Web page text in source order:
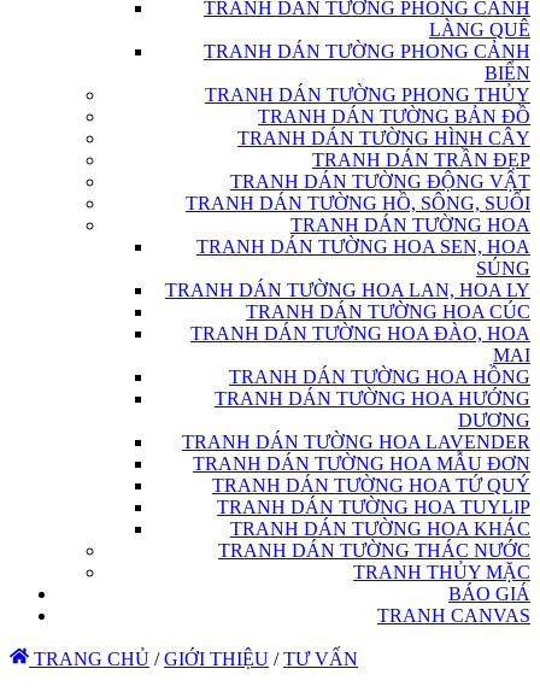
TRANH DÁN TƯỜNG PHONG CẢNH
LÀNG QUÊ
TRANH DÁN TƯỜNG PHONG CẢNH
BIỂN
TRANH DÁN TƯỜNG PHONG THỦY
TRANH DÁN TƯỜNG BẢN ĐỒ
TRANH DÁN TƯỜNG HÌNH CÂY
TRANH DÁN TRẦN ĐẸP
TRANH DÁN TƯỜNG ĐỘNG VẬT
TRANH DÁN TƯỜNG HỒ, SÔNG, SUỐI
TRANH DÁN TƯỜNG HOA
TRANH DÁN TƯỜNG HOA SEN, HOA
SÚNG
TRANH DÁN TƯỜNG HOA LAN, HOA LY
TRANH DÁN TƯỜNG HOA CÚC
TRANH DÁN TƯỜNG HOA ĐÀO, HOA
MAI
TRANH DÁN TƯỜNG HOA HỒNG
TRANH DÁN TƯỜNG HOA HƯỚNG
DƯƠNG
TRANH DÁN TƯỜNG HOA LAVENDER
TRANH DÁN TƯỜNG HOA MẪU ĐƠN
TRANH DÁN TƯỜNG HOA TỨ QUÝ
TRANH DÁN TƯỜNG HOA TUYLIP
TRANH DÁN TƯỜNG HOA KHÁC
TRANH DÁN TƯỜNG THÁC NƯỚC
TRANH THỦY MẶC
BÁO GIÁ
TRANH CANVAS
TRANG CHỦ / GIỚI THIỆU / TƯ VẤN